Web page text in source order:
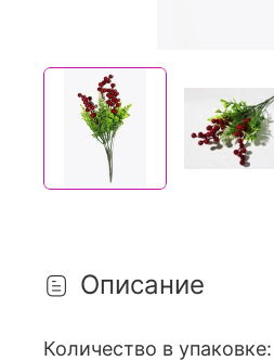
Описание
Количество в